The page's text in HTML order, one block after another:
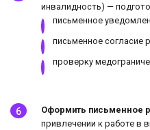
инвалидность) —
письменное
письменное согласие
проверку
Оформить письменное
привлечении к работе в